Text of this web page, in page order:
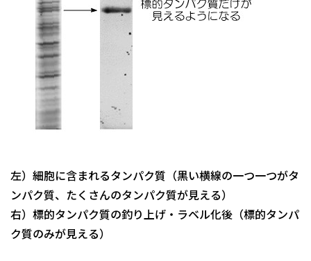
左）細胞に含まれるタンパク質（黒い横線の一つ一つがタ
ンパク質、たくさんのタンパク質が見える）
右）標的タンパク質の釣り上げ・ラベル化後（標的タンパ
ク質のみが見える）